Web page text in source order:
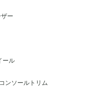
ー
ール
ンソールトリム